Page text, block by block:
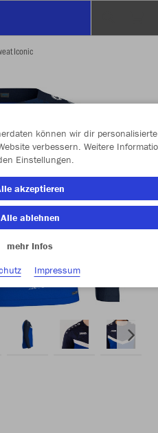
Iconic
können wir dir personalisierte
verbessern. Weitere
Einstellungen.
akzeptieren
Alle ablehnen
mehr Infos
Impressum